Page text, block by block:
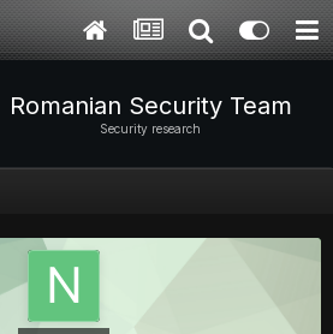
Romanian Security Team
Security research